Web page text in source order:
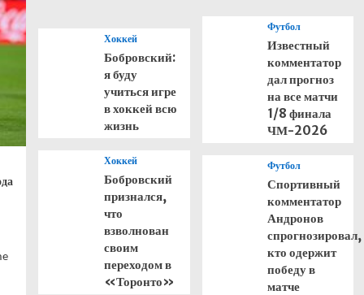
Хоккей
Бобровский:
я буду
учиться игре
в хоккей всю
жизнь
Хоккей
Бобровский
признался,
что
взволнован
своим
переходом в
«Торонто»
Футбол
Известный
комментатор
дал прогноз
на все матчи
1/8 финала
ЧМ-2026
Футбол
Спортивный
комментатор
Андронов
спрогнозировал,
кто одержит
победу в
матче